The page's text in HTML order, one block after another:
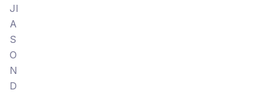
Jl
A
S
O
N
D